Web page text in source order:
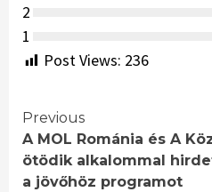
2
1
Post Views: 236
Continue
Reading
Previous
A MOL Románia és A
ötödik alkalommal
a jövőhöz programot